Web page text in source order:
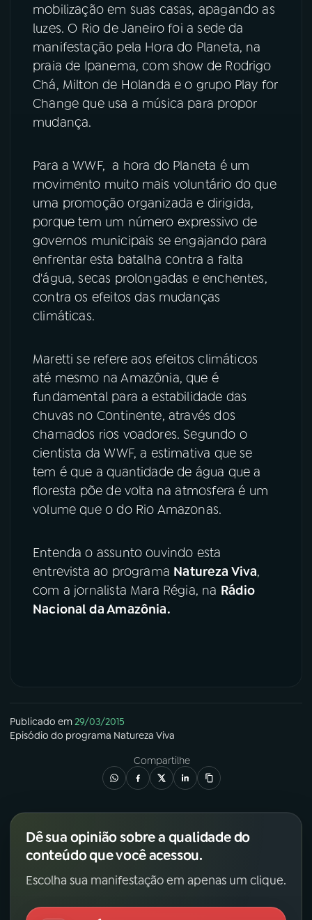
08FESTIVAL DE MÚSICA
ACOMPANHE A RÁDIO NACIONAL
YouTube
TikTok
mobilização em suas casas, apagando as
luzes. O Rio de Janeiro foi a sede da
manifestação pela Hora do Planeta, na
praia de Ipanema, com show de Rodrigo
Chá, Milton de Holanda e o grupo Play for
Change que usa a música para propor
mudança.
Para a WWF, a hora do Planeta é um
movimento muito mais voluntário do que
uma promoção organizada e dirigida,
porque tem um número expressivo de
governos municipais se engajando para
enfrentar esta batalha contra a falta
d'água, secas prolongadas e enchentes,
contra os efeitos das mudanças
climáticas.
Maretti se refere aos efeitos climáticos
até mesmo na Amazônia, que é
fundamental para a estabilidade das
chuvas no Continente, através dos
chamados rios voadores. Segundo o
cientista da WWF, a estimativa que se
tem é que a quantidade de água que a
floresta põe de volta na atmosfera é um
volume que o do Rio Amazonas.
Entenda o assunto ouvindo esta
entrevista ao programa Natureza Viva,
com a jornalista Mara Régia, na Rádio
Nacional da Amazônia.
Publicado em29/03/2015
Episódio do programa Natureza Viva
Compartilhe
Dê sua opinião sobre a qualidade do
conteúdo que você acessou.
Escolha sua manifestação em apenas um clique.